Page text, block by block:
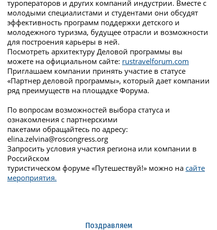
туроператоров и других компаний индустрии. Вместе с
молодыми специалистами и студентами они обсудят
эффективность программ поддержки детского и
молодежного туризма, будущее отрасли и возможности
для построения карьеры в ней.
Посмотреть архитектуру Деловой программы вы
можете на официальном сайте: rustravelforum.com
Приглашаем компании принять участие в статусе
«Партнер деловой программы», который дает компании
ряд преимуществ на площадке Форума.
По вопросам возможностей выбора статуса и
ознакомления с партнерскими
пакетами обращайтесь по адресу:
elina.zelvina@roscongress.org
Запросить условия участия региона или компании в
Российском
туристическом форуме «Путешествуй!» можно на сайте
мероприятия.
Поздравляем